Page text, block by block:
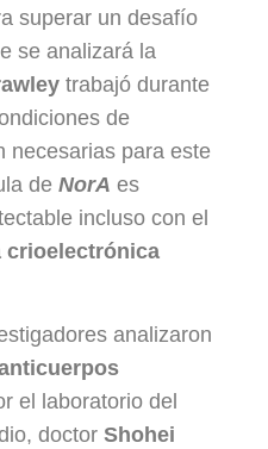
superar un desafío
se analizará la
trabajó durante
de
necesarias para este
de NorA es
incluso con el
crioelectrónica
analizaron
el laboratorio del
doctor Shohei